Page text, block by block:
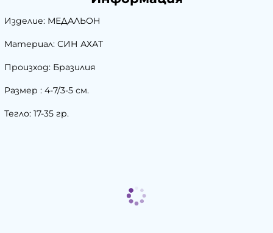
Изделие: МЕДАЛЬОН
Материал: СИН АХАТ
Произход: Бразилия
Размер : 4-7/3-5 см.
Тегло: 17-35 гр.